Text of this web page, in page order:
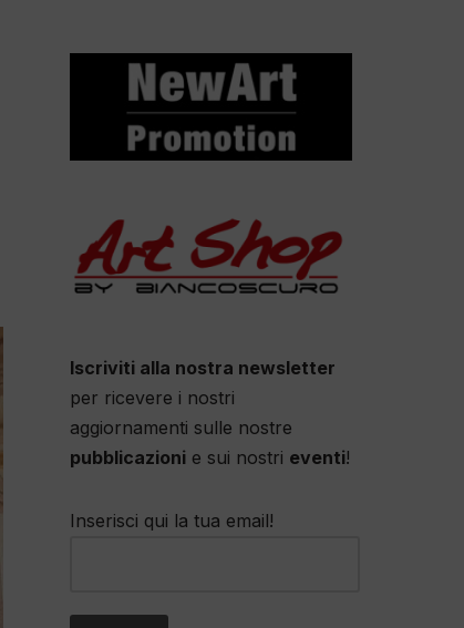
Iscriviti alla nostra newsletter
per ricevere i nostri
aggiornamenti sulle nostre
pubblicazionie sui nostri eventi!
Inserisci qui la tua email!